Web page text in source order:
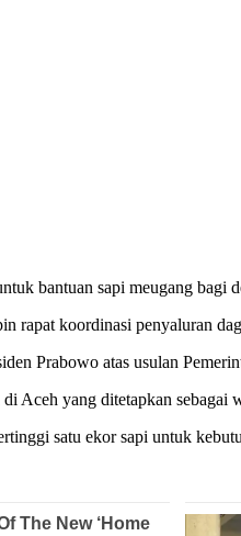
bantuan sapi meugang bagi
rapat koordinasi penyaluran
Prabowo atas usulan
Aceh yang ditetapkan sebagai
satu ekor sapi untuk